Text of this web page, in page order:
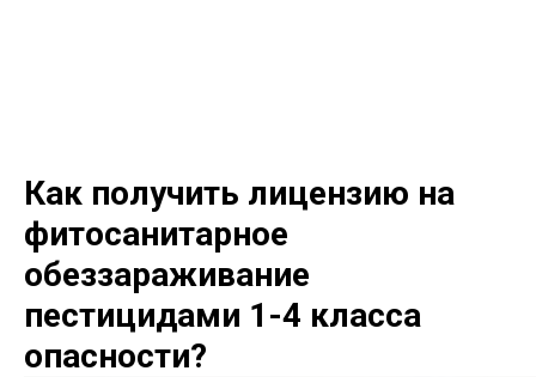
Как получить лицензию на
фитосанитарное
обеззараживание
пестицидами 1-4 класса
опасности?